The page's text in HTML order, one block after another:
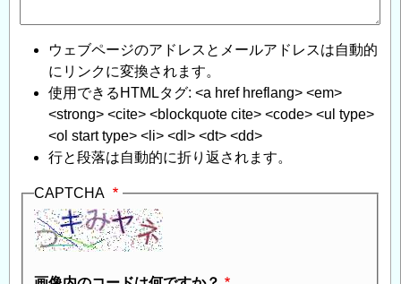
ウェブページのアドレスとメールアドレスは自動的
にリンクに変換されます。
使用できるHTMLタグ: <a href hreflang> <em>
<strong> <cite> <blockquote cite> <code> <ul type>
<ol start type> <li> <dl> <dt> <dd>
行と段落は自動的に折り返されます。
CAPTCHA